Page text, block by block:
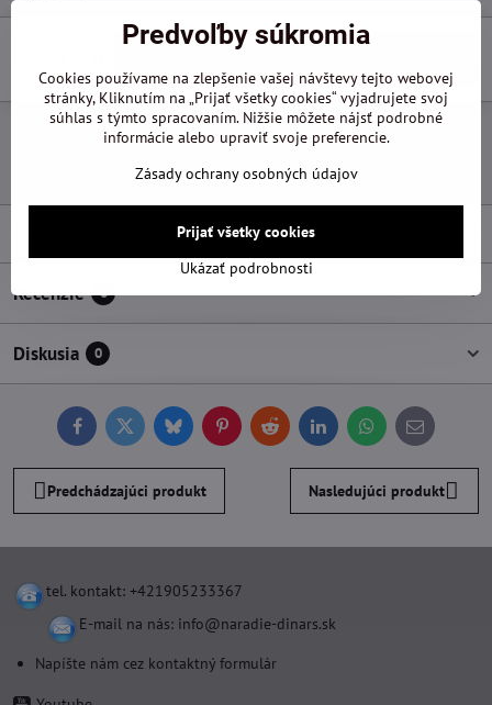
Pridať k Obľúbeným Otázka k produktu
Doručenia
Recenzie 0
Diskusia 0
FacebookTwitterBlueskyPinterestReddit LinkedInWhatsApp
E-
mail
Predchádzajúci produkt Nasledujúci produkt
tel. kontakt: +421905233367
E-mail na nás: info@naradie-dinars.sk
Napíšte nám cez kontaktný formulár
Predvoľby súkromia
Cookies používame na zlepšenie vašej návštevy tejto webovej
stránky, Kliknutím na „Prijať všetky cookies“ vyjadrujete svoj
súhlas s týmto spracovaním. Nižšie môžete nájsť podrobné
informácie alebo upraviť svoje preferencie.
Zásady ochrany osobných údajov
Ukázať podrobnosti
Prijať všetky cookies